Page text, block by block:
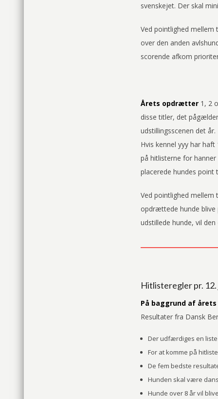
svenskejet. Der skal
Ved pointlighed
over den anden
scorende afkom
Årets opdrætter 1, 2
disse titler, det
udstillingsscenen det år.
Hvis kennel yyy har
på hitlisterne for
placerede hundes
Ved pointlighed
opdrættede hunde
udstillede hunde, vil
Hitlisteregler pr.
På baggrund af
Resultater fra Dansk
Der udfærdiges en
For at komme på
De fem bedste
Hunden skal være
Hunde over 8 år vil